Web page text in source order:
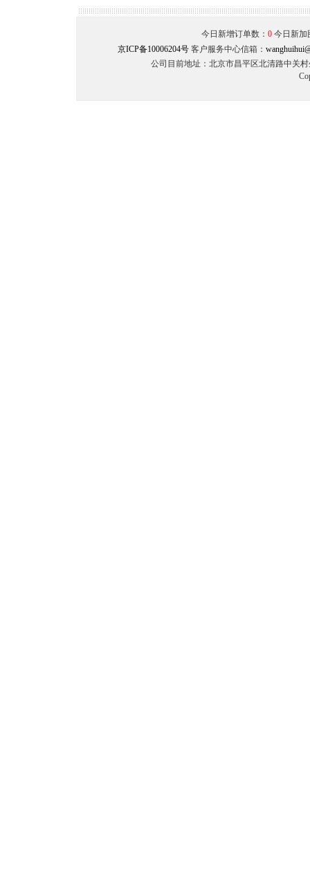
今日新增订单数： 0今日新加
京ICP备10006204号 客户服务中心信箱：
公司目前地址：北京市昌平区北清路中关